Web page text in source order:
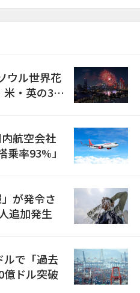
ウル世界花
・英の3カ
航空会社
率93%」
が発令さ
追加発生
ルで「過去
ドル突破